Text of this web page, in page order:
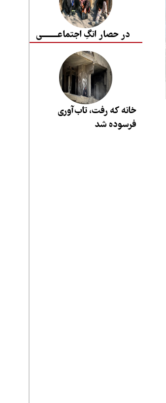
در حصار انگِ اجتماعــــــــی
خانه که رفت، تاب‌آوری
فرسوده شد